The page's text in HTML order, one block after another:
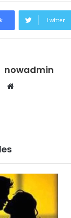
Twitter
nowadmin
Website